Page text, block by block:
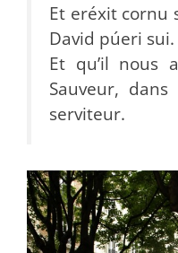
Et eréxit cornu
David púeri sui.
Et qu’il nous
Sauveur,
serviteur.